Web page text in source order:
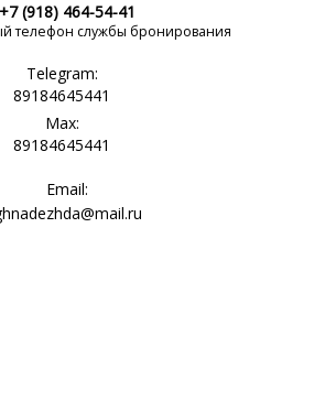
+7 (918) 464-54-41
телефон службы бронирования
Telegram:
89184645441
Max:
89184645441
Email: